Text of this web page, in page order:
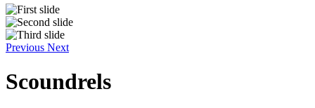
Previous Next
Scoundrels